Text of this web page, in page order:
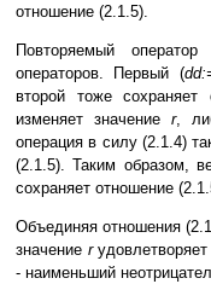
отношение (2.1.5).
Повторяемый
операторов. Первый (
второй тоже
изменяет значениеr,
операция в силу (2.1.4)
(2.1.5). Таким образом,
сохраняет отношение
Объединяя отношения
значение r
- наименьший